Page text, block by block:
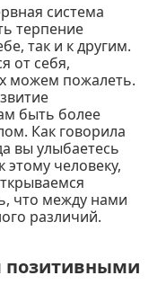
система
терпение
так и к другим.
от себя,
можем пожалеть.
быть более
Как говорила
вы улыбаетесь
этому человеку,
что между нами
различий.
позитивными